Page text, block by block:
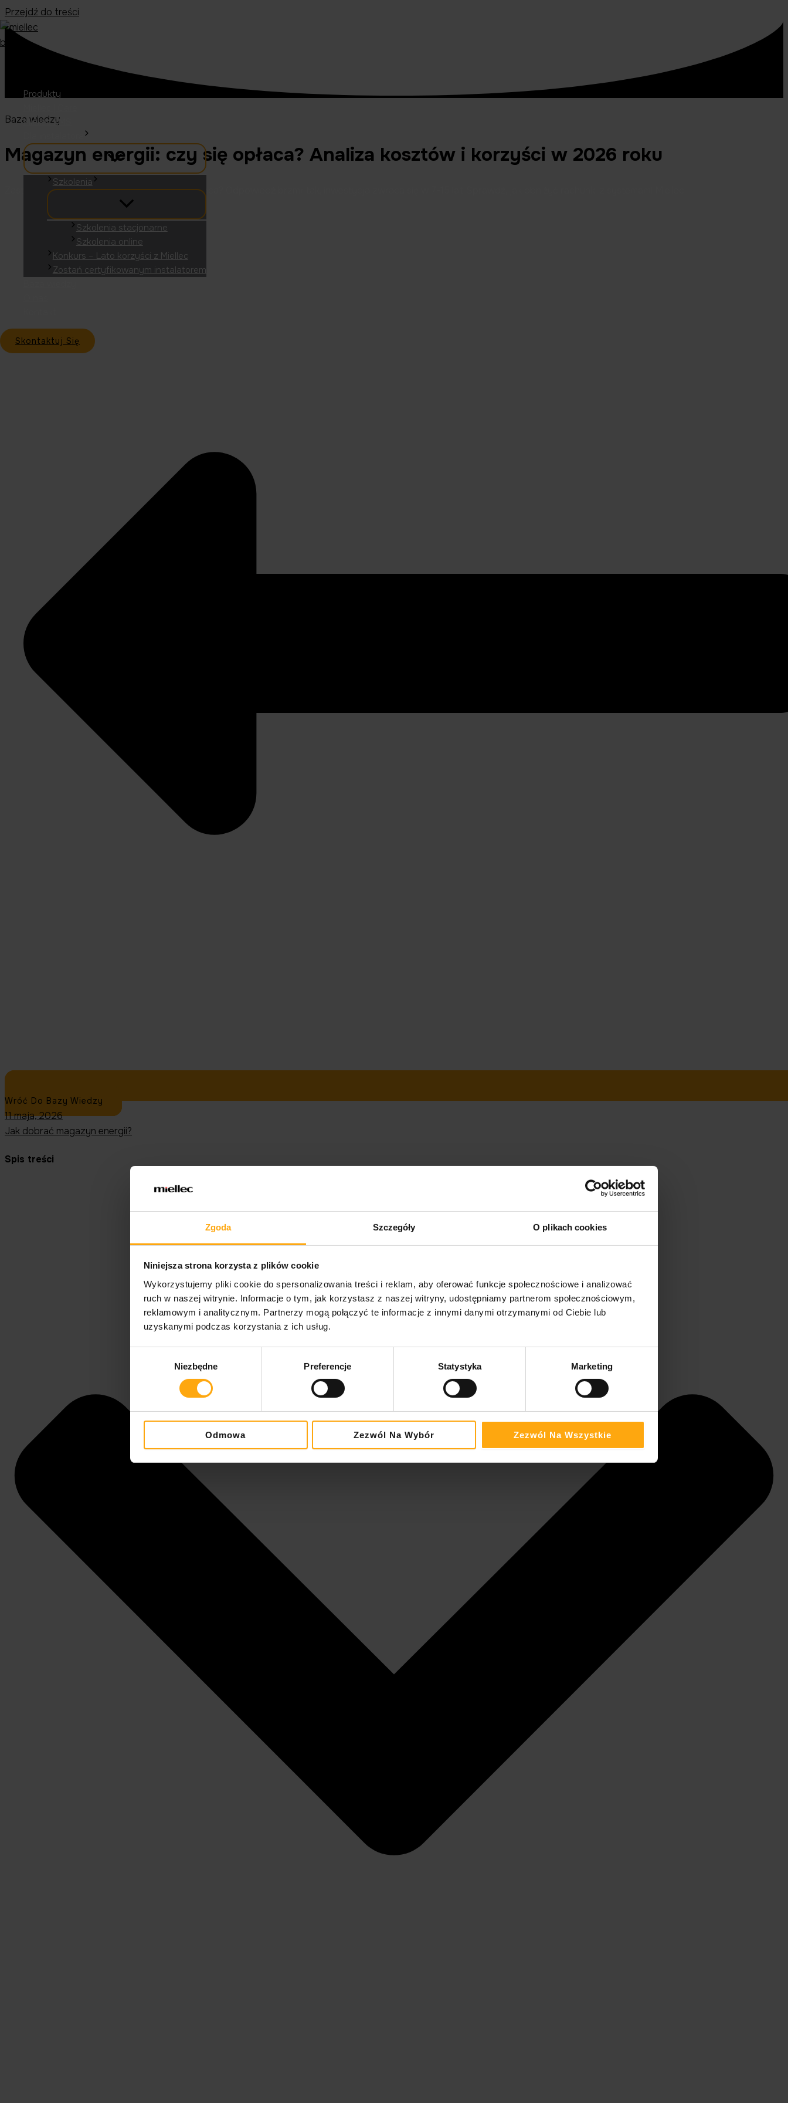
Zgoda Szczegóły O plikach cookies
Niniejsza strona korzysta z plików cookie
Wykorzystujemy pliki cookie do spersonalizowania treści i reklam, aby oferować funkcje społecznościowe i analizować
ruch w naszej witrynie. Informacje o tym, jak korzystasz z naszej witryny, udostępniamy partnerom społecznościowym,
reklamowym i analitycznym. Partnerzy mogą połączyć te informacje z innymi danymi otrzymanymi od Ciebie lub
uzyskanymi podczas korzystania z ich usług.
Niezbędne Preferencje Statystyka Marketing
Odmowa Zezwól Na Wybór Zezwól Na Wszystkie
Przejdź do treści
Produkty
Miellec EMS
Szkolenia
Szkolenia stacjonarne
Szkolenia online
Konkurs – Lato korzyści z Miellec
Zostań certyfikowanym instalatorem
Skontaktuj Się
Baza wiedzy
Magazyn energii: czy się opłaca? Analiza kosztów i korzyści w 2026 roku
Zastanawiasz się, czy magazyn energii się opłaca? Odpowiedź brzmi: tak, inwestycja zwraca się w 7-15 lat. Sprawdź, jak obniżyć rachunki z systemami Miellec.
Wróć Do Bazy Wiedzy
11 maja, 2026
Jak dobrać magazyn energii?
Spis treści